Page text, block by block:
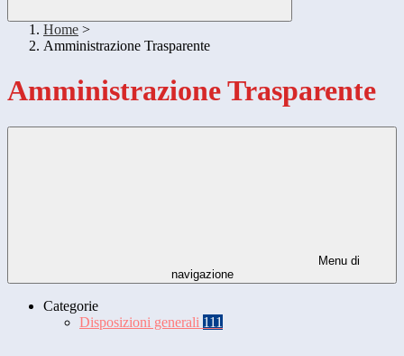
Home >
Amministrazione Trasparente
Amministrazione Trasparente
Menu di
navigazione
Categorie
Disposizioni generali 111